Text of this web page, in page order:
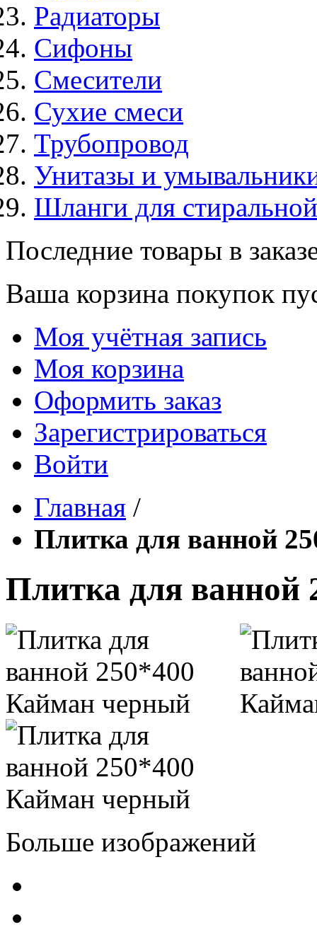
Радиаторы
Сифоны
Смесители
Сухие смеси
Трубопровод
Унитазы и
Шланги для
Последние товары в
Ваша корзина покупок
Моя учётная запись
Моя корзина
Оформить заказ
Зарегистрироваться
Войти
Главная /
Плитка для ванной
Плитка для
Больше изображений